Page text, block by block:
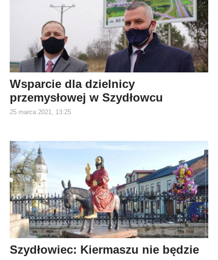
Wsparcie dla dzielnicy
przemysłowej w Szydłowcu
25 marca 2021, 13:25
Szydłowiec: Kiermaszu nie będzie